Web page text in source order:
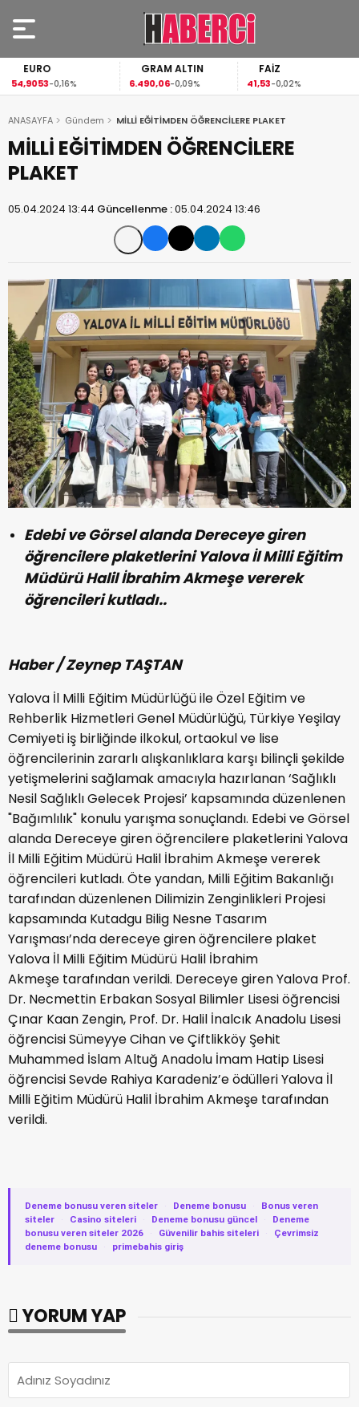
EURO
54,9053-0,16%
GRAM ALTIN
6.490,06-0,09%
FAİZ
41,53-0,02%
ANASAYFA Gündem MİLLİ EĞİTİMDEN ÖĞRENCİLERE PLAKET
MİLLİ EĞİTİMDEN ÖĞRENCİLERE
PLAKET
05.04.2024 13:44 Güncellenme :05.04.2024 13:46
Edebi ve Görsel alanda Dereceye giren
öğrencilere plaketlerini Yalova İl Milli Eğitim
Müdürü Halil İbrahim Akmeşe vererek
öğrencileri kutladı..
Haber / Zeynep TAŞTAN
Yalova İl Milli Eğitim Müdürlüğü ile Özel Eğitim ve
Rehberlik Hizmetleri Genel Müdürlüğü, Türkiye Yeşilay
Cemiyeti iş birliğinde ilkokul, ortaokul ve lise
öğrencilerinin zararlı alışkanlıklara karşı bilinçli şekilde
yetişmelerini sağlamak amacıyla hazırlanan ‘Sağlıklı
Nesil Sağlıklı Gelecek Projesi’ kapsamında düzenlenen
"Bağımlılık" konulu yarışma sonuçlandı. Edebi ve Görsel
alanda Dereceye giren öğrencilere plaketlerini Yalova
İl Milli Eğitim Müdürü Halil İbrahim Akmeşe vererek
öğrencileri kutladı. Öte yandan, Milli Eğitim Bakanlığı
tarafından düzenlenen Dilimizin Zenginlikleri Projesi
kapsamında Kutadgu Bilig Nesne Tasarım
Yarışması’nda dereceye giren öğrencilere plaket
Yalova İl Milli Eğitim Müdürü Halil İbrahim
Akmeşe tarafından verildi. Dereceye giren Yalova Prof.
Dr. Necmettin Erbakan Sosyal Bilimler Lisesi öğrencisi
Çınar Kaan Zengin, Prof. Dr. Halil İnalcık Anadolu Lisesi
öğrencisi Sümeyye Cihan ve Çiftlikköy Şehit
Muhammed İslam Altuğ Anadolu İmam Hatip Lisesi
öğrencisi Sevde Rahiya Karadeniz’e ödülleri Yalova İl
Milli Eğitim Müdürü Halil İbrahim Akmeşe tarafından
verildi.
Deneme bonusu veren siteler · Deneme bonusu ·
Bonus veren
siteler
· Casino siteleri · Deneme bonusu güncel ·
Deneme
bonusu veren siteler 2026
· Güvenilir bahis siteleri ·
Çevrimsiz
deneme bonusu
· primebahis giriş
YORUM YAP